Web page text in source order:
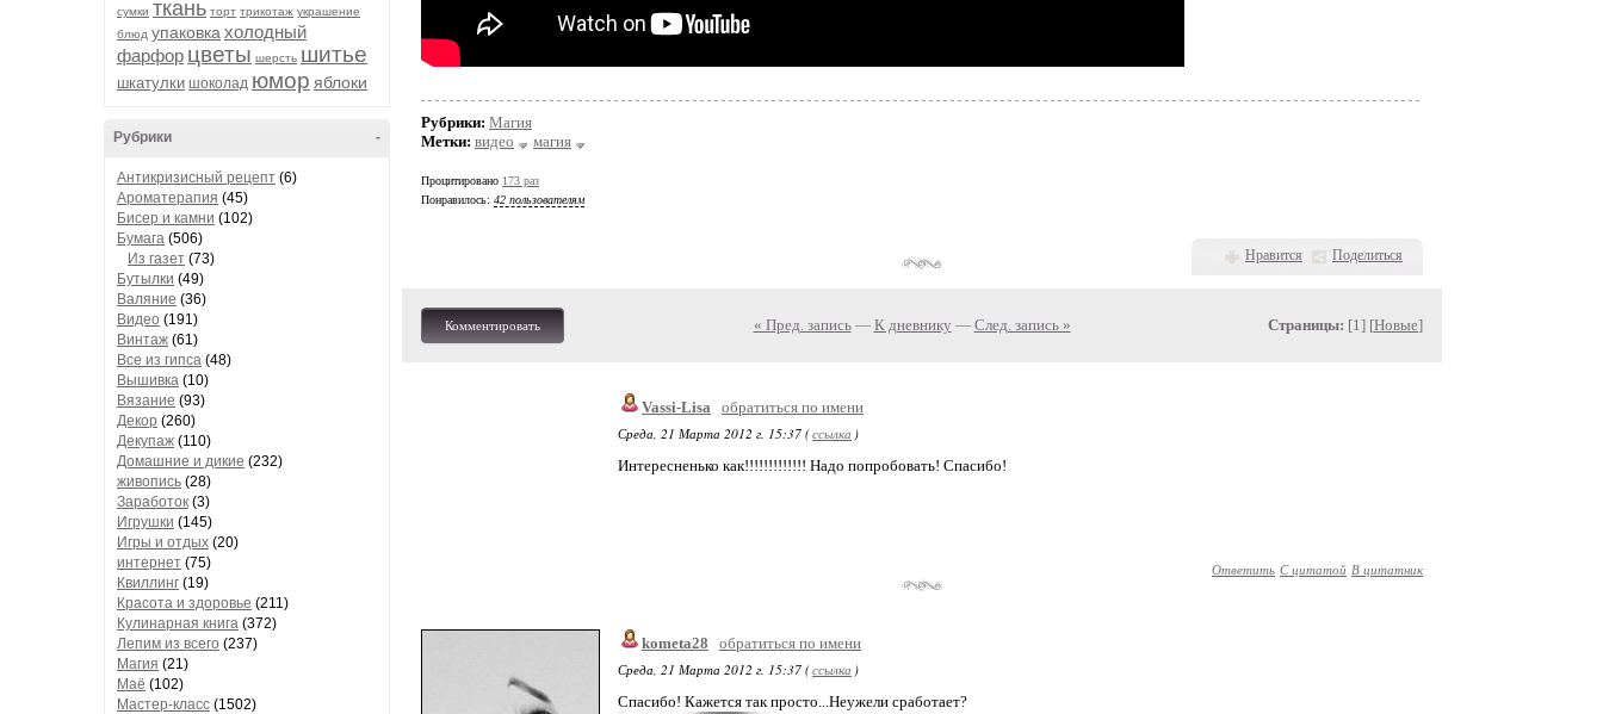
сумки ткань торт трикотаж украшение
блюд упаковка холодный
фарфор цветы шерсть шитье
шкатулки шоколад юмор яблоки
-
Рубрики
Антикризисный рецепт (6)
Ароматерапия (45)
Бисер и камни (102)
Бумага (506)
Из газет (73)
Бутылки (49)
Валяние (36)
Видео (191)
Винтаж (61)
Все из гипса (48)
Вышивка (10)
Вязание (93)
Декор (260)
Декупаж (110)
Домашние и дикие (232)
живопись (28)
Заработок (3)
Игрушки (145)
Игры и отдых (20)
интернет (75)
Квиллинг (19)
Красота и здоровье (211)
Кулинарная книга (372)
Лепим из всего (237)
Магия (21)
Маё (102)
Мастер-класс (1502)
Рубрики: Магия
Метки: видео магия
Процитировано 173 раз
Понравилось: 42 пользователям
Нравится Поделиться
Комментировать « Пред. запись— К дневнику — След. запись » Страницы: [1] [Новые]
Vassi-Lisa
обратиться по имени
Среда, 21 Марта 2012 г. 15:37 (ссылка )
Интересненько как!!!!!!!!!!!!! Надо попробовать! Спасибо!
Ответить С цитатой В цитатник
kometa28
обратиться по имени
Среда, 21 Марта 2012 г. 15:37 (ссылка )
Спасибо! Кажется так просто...Неужели сработает?